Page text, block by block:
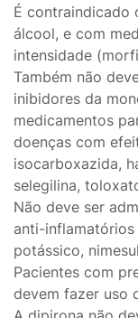
É contraindicado
álcool, e com
intensidade
Também não
inibidores da
medicamentos
doenças com
isocarboxazida,
selegilina,
Não deve ser
anti-
potássico,
Pacientes com
devem fazer uso